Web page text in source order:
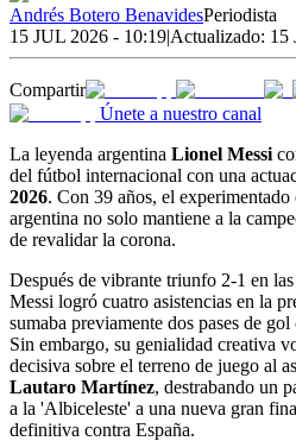
Andrés Botero BenavidesPeriodista
15 JUL 2026 - 10:19|Actualizado: 15
Compartir
Únete a nuestro canal
La leyenda argentina Lionel Messi
del fútbol internacional con una
2026. Con 39 años, el experimentado
argentina no solo mantiene a la
de revalidar la corona.
Después de vibrante triunfo 2-1 en
Messi logró cuatro asistencias en la
sumaba previamente dos pases de
Sin embargo, su genialidad creativa
decisiva sobre el terreno de juego al
Lautaro Martínez, destrabando un
a la 'Albiceleste' a una nueva gran
definitiva contra España.